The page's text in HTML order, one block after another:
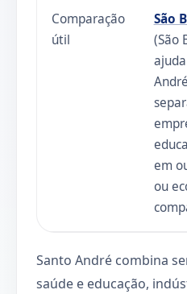
Comparação
útil
São
(São
em
ou
Santo André combina
saúde e educação,